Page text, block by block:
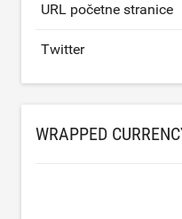
URL početne stranice
Twitter
WRAPPED